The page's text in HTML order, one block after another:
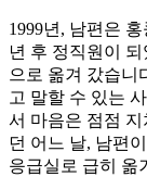
1999년, 남편은
년 후 정직원이
으로 옮겨 갔습니
고 말할 수 있는
서 마음은 점점
던 어느 날, 남편
응급실로 급히 옮